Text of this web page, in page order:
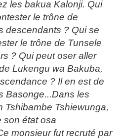
les bakua Kalonji. Qui
le trône de
descendants ? Qui se
le trône de Tunsele
? Qui peut oser aller
Lukengu wa Bakuba,
? Il en est de
Basonge...Dans les
Tshibambe Tshiewunga,
son état osa
monsieur fut recruté par